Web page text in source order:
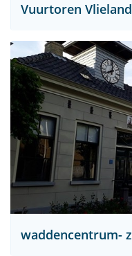
Vuurtoren Vlieland